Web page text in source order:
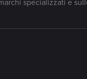
specializzati e